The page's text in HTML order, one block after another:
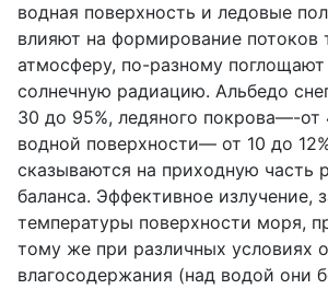
водная поверхность и ледовые
влияют на формирование потоков
атмосферу, по-разному
солнечную радиацию. Альбедо
30 до 95%, ледяного покрова—-от
водной поверхности— от 10 до
сказываются на приходную часть
баланса. Эффективное излучение,
температуры поверхности моря,
тому же при различных условиях
влагосодержания (над водой они